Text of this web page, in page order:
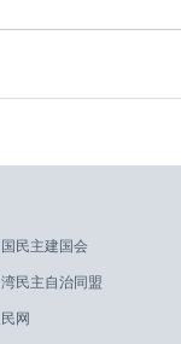
民主建国会
民主自治同盟
网